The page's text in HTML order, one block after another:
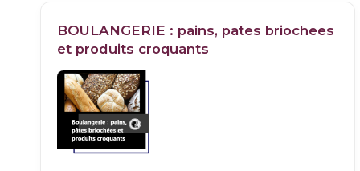
BOULANGERIE : pains, pates briochees
et produits croquants